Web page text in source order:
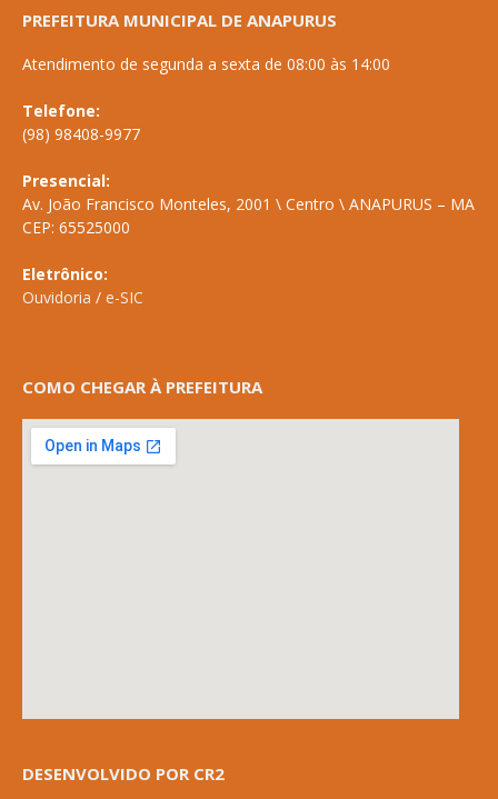
PREFEITURA MUNICIPAL DE ANAPURUS
Atendimento de segunda a sexta de 08:00 às 14:00
Telefone:
(98) 98408-9977
Presencial:
Av. João Francisco Monteles, 2001 \ Centro \ ANAPURUS – MA
CEP: 65525000
Eletrônico:
Ouvidoria / e-SIC
COMO CHEGAR À PREFEITURA
DESENVOLVIDO POR CR2